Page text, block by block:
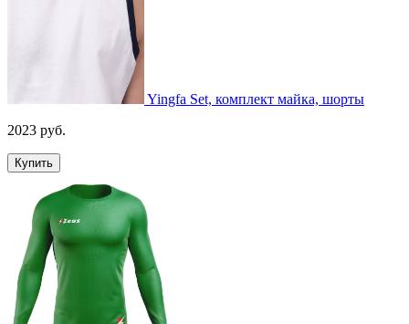
Yingfa Set, комплект майка, шорты
2023 руб.
Купить